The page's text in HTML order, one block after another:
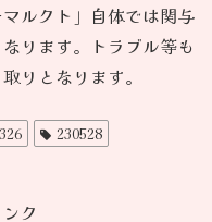
ルクト」自体では関与
ります。トラブル等も
りとなります。
230528
ク